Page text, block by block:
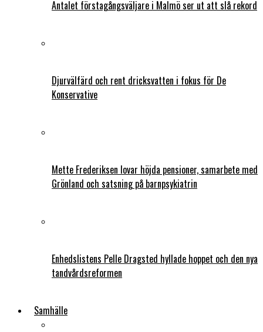
Antalet förstagångsväljare i Malmö ser ut att slå rekord
Djurvälfärd och rent dricksvatten i fokus för De
Konservative
Mette Frederiksen lovar höjda pensioner, samarbete med
Grönland och satsning på barnpsykiatrin
Enhedslistens Pelle Dragsted hyllade hoppet och den nya
tandvårdsreformen
Samhälle